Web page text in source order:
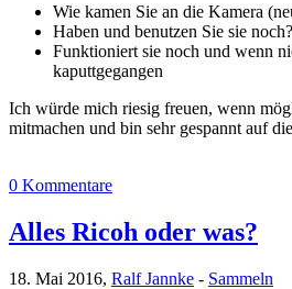
Wie kamen Sie an die Kamera
Haben und benutzen Sie sie noch?
Funktioniert sie noch und wenn
kaputtgegangen
Ich würde mich riesig freuen, wenn
mitmachen und bin sehr gespannt auf
0 Kommentare
Alles Ricoh oder was?
18. Mai 2016, Ralf Jannke - Sammeln